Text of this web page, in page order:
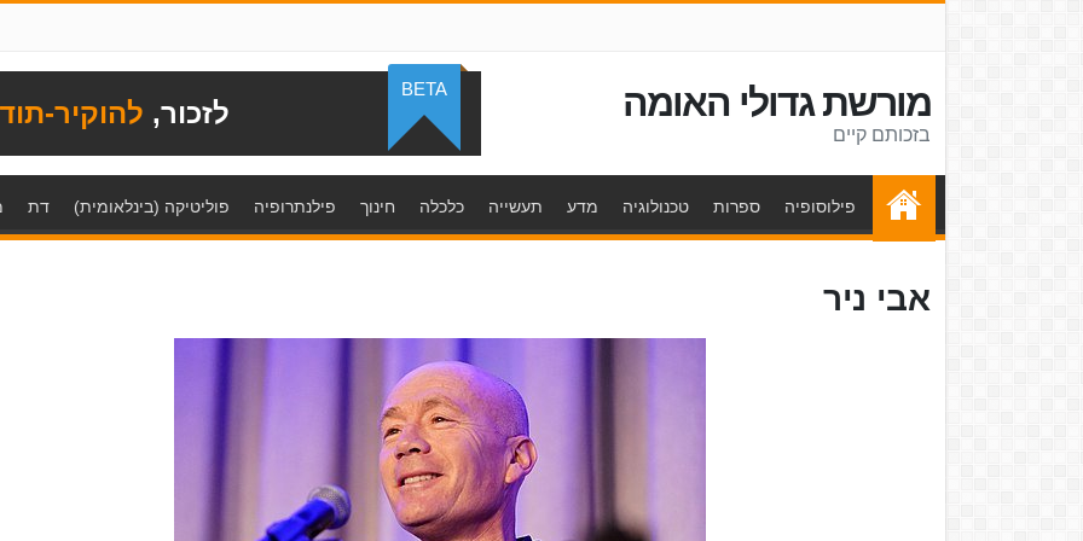
מורשת גדולי האומה
בזכותם קיים
לזכור, להוקיר-
BETA
פילוסופיה ספרות טכנולוגיה מדע תעשייה כלכלה חינוך פילנתרופיה פוליטיקה (בינלאומית) דת
אבי ניר